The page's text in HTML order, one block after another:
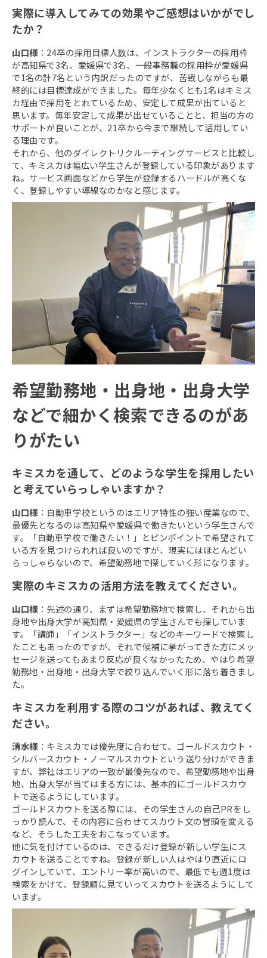
実際に導入してみての効果やご感想はいかがでし
たか？
山口様：24卒の採用目標人数は、インストラクターの採用枠
が高知県で3名、愛媛県で3名、一般事務職の採用枠が愛媛県
で1名の計7名という内訳だったのですが、苦戦しながらも最
終的には目標達成ができました。毎年少なくとも1名はキミス
カ経由で採用をとれているため、安定して成果が出ていると
思います。毎年安定して成果が出せていることと、担当の方の
サポートが良いことが、21卒から今まで継続して活用してい
る理由です。
それから、他のダイレクトリクルーティングサービスと比較し
て、キミスカは幅広い学生さんが登録している印象があります
ね。サービス画面などから学生が登録するハードルが高くな
く、登録しやすい導線なのかなと感じます。
希望勤務地・出身地・出身大学
などで細かく検索できるのがあ
りがたい
キミスカを通して、どのような学生を採用したい
と考えていらっしゃいますか？
山口様：自動車学校というのはエリア特性の強い産業なので、
最優先となるのは高知県や愛媛県で働きたいという学生さんで
す。「自動車学校で働きたい！」とピンポイントで希望されて
いる方を見つけられれば良いのですが、現実にはほとんどい
らっしゃらないので、希望勤務地で探していく形になります。
実際のキミスカの活用方法を教えてください。
山口様：先述の通り、まずは希望勤務地で検索し、それから出
身地や出身大学が高知県・愛媛県の学生さんでも探していま
す。「講師」「インストラクター」などのキーワードで検索し
たこともあったのですが、それで候補に挙がってきた方にメッ
セージを送ってもあまり反応が良くなかったため、やはり希望
勤務地・出身地・出身大学で絞り込んでいく形に落ち着きまし
た。
キミスカを利用する際のコツがあれば、教えてく
ださい。
清水様：キミスカでは優先度に合わせて、ゴールドスカウト・
シルバースカウト・ノーマルスカウトという送り分けができま
すが、弊社はエリアの一致が最優先なので、希望勤務地や出身
地、出身大学が当てはまる方には、基本的にゴールドスカウ
トで送るようにしています。
ゴールドスカウトを送る際には、その学生さんの自己PRをし
っかり読んで、その内容に合わせてスカウト文の冒頭を変える
など、そうした工夫をおこなっています。
他に気を付けているのは、できるだけ登録が新しい学生にス
カウトを送ることですね。登録が新しい人はやはり直近にロ
グインしていて、エントリー率が高いので、最低でも週1度は
検索をかけて、登録順に見ていってスカウトを送るようにして
います。